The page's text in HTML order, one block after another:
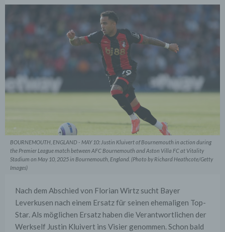
BOURNEMOUTH, ENGLAND - MAY 10: Justin Kluivert of Bournemouth in action during
the Premier League match between AFC Bournemouth and Aston Villa FC at Vitality
Stadium on May 10, 2025 in Bournemouth, England. (Photo by Richard Heathcote/Getty
Images)
Nach dem Abschied von Florian Wirtz sucht Bayer
Leverkusen nach einem Ersatz für seinen ehemaligen Top-
Star. Als möglichen Ersatz haben die Verantwortlichen der
Werkself Justin Kluivert ins Visier genommen. Schon bald